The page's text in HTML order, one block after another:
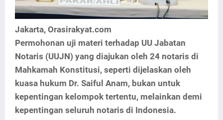
Jakarta, Orasirakyat.com
Permohonan uji materi terhadap UU Jabatan
Notaris (UUJN) yang diajukan oleh 24 notaris di
Mahkamah Konstitusi, seperti dijelaskan oleh
kuasa hukum Dr. Saiful Anam, bukan untuk
kepentingan kelompok tertentu, melainkan demi
kepentingan seluruh notaris di Indonesia.